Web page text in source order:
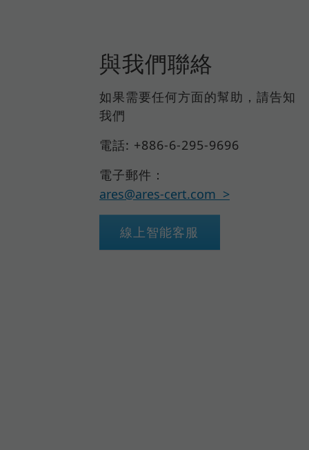
與我們聯絡
如果需要任何方面的幫助，請告知
我們
電話: +886-6-295-9696
電子郵件：
ares@ares-cert.com
線上智能客服